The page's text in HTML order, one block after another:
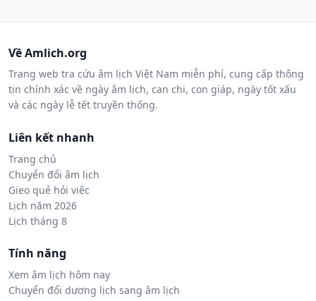
Về Amlich.org
Trang web tra cứu âm lịch Việt Nam miễn phí, cung cấp thông
tin chính xác về ngày âm lịch, can chi, con giáp, ngày tốt xấu
và các ngày lễ tết truyền thống.
Liên kết nhanh
Trang chủ
Chuyển đổi âm lịch
Gieo quẻ hỏi việc
Lịch năm 2026
Lịch tháng 8
Tính năng
Xem âm lịch hôm nay
Chuyển đổi dương lịch sang âm lịch